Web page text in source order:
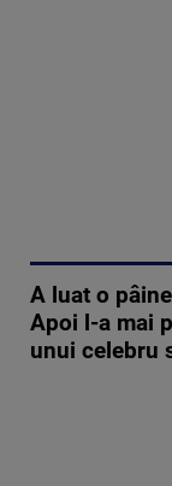
A luat o
Apoi l-a mai
unui celebru